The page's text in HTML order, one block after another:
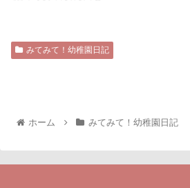
みてみて！幼稚園日記
ホーム みてみて！幼稚園日記